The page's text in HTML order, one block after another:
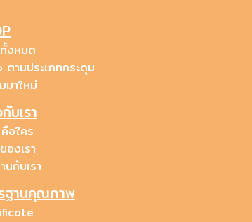
งหมด
ตามประเภทกระดุม
มาใหม่
บเรา
อใคร
องเรา
นกับเรา
ฐานคุณภาพ